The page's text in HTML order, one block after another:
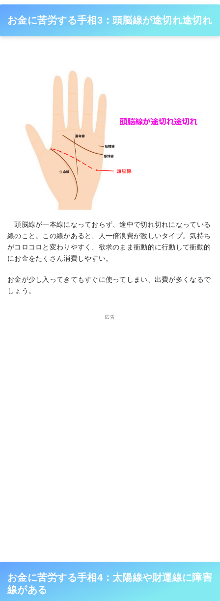
お金に苦労する手相3：頭脳線が途切れ途切れ
頭脳線が一本線になっておらず、途中で切れ切れになっている
線のこと。この線があると、人一倍浪費が激しいタイプ。気持ち
がコロコロと変わりやすく、欲求のまま衝動的に行動して衝動的
にお金をたくさん消費しやすい。
お金が少し入ってきてもすぐに使ってしまい、出費が多くなるで
しょう。
広告
お金に苦労する手相4：太陽線や財運線に障害
線がある